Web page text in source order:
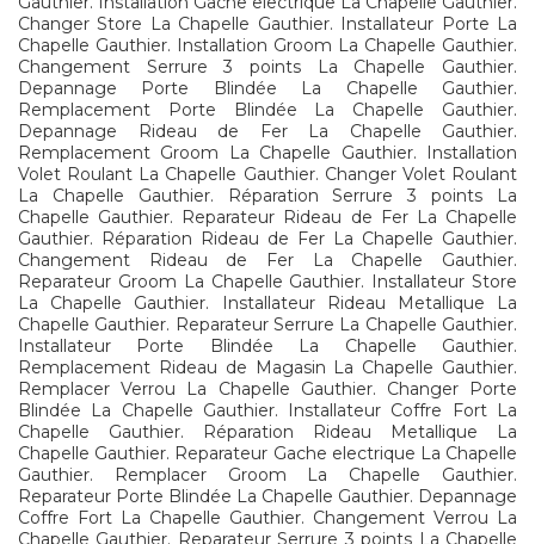
Changer Store La Chapelle Gauthier. Installateur Porte La
Chapelle Gauthier. Installation Groom La Chapelle Gauthier.
Changement Serrure 3 points La Chapelle Gauthier.
Depannage Porte Blindée La Chapelle Gauthier.
Remplacement Porte Blindée La Chapelle Gauthier.
Depannage Rideau de Fer La Chapelle Gauthier.
Remplacement Groom La Chapelle Gauthier. Installation
Volet Roulant La Chapelle Gauthier. Changer Volet Roulant
La Chapelle Gauthier. Réparation Serrure 3 points La
Chapelle Gauthier. Reparateur Rideau de Fer La Chapelle
Gauthier. Réparation Rideau de Fer La Chapelle Gauthier.
Changement Rideau de Fer La Chapelle Gauthier.
Reparateur Groom La Chapelle Gauthier. Installateur Store
La Chapelle Gauthier. Installateur Rideau Metallique La
Chapelle Gauthier. Reparateur Serrure La Chapelle Gauthier.
Installateur Porte Blindée La Chapelle Gauthier.
Remplacement Rideau de Magasin La Chapelle Gauthier.
Remplacer Verrou La Chapelle Gauthier. Changer Porte
Blindée La Chapelle Gauthier. Installateur Coffre Fort La
Chapelle Gauthier. Réparation Rideau Metallique La
Chapelle Gauthier. Reparateur Gache electrique La Chapelle
Gauthier. Remplacer Groom La Chapelle Gauthier.
Reparateur Porte Blindée La Chapelle Gauthier. Depannage
Coffre Fort La Chapelle Gauthier. Changement Verrou La
Chapelle Gauthier. Reparateur Serrure 3 points La Chapelle